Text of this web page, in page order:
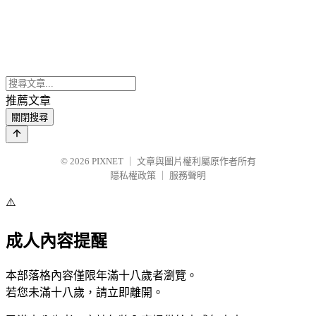
推薦文章
關閉搜尋
© 2026 PIXNET
文章與圖片權利屬原作者所有
隱私權政策
服務聲明
⚠️
成人內容提醒
本部落格內容僅限年滿十八歲者瀏覽。
若您未滿十八歲，請立即離開。